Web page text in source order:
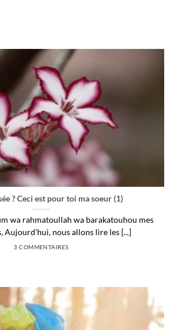
? Ceci est pour toi ma soeur (1)
wa rahmatoullah wa barakatouhou mes
Aujourd’hui, nous allons lire les [...]
3 COMMENTAIRES